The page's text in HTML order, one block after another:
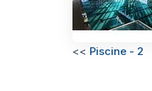
<< Piscine - 2